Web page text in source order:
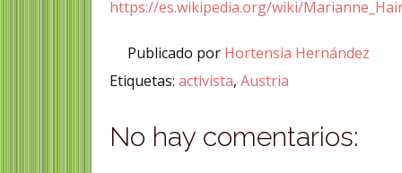
https://es.wikipedia.org/wiki/
Publicado por Hortensia Hernández
Etiquetas:activista,Austria
No hay comentarios: